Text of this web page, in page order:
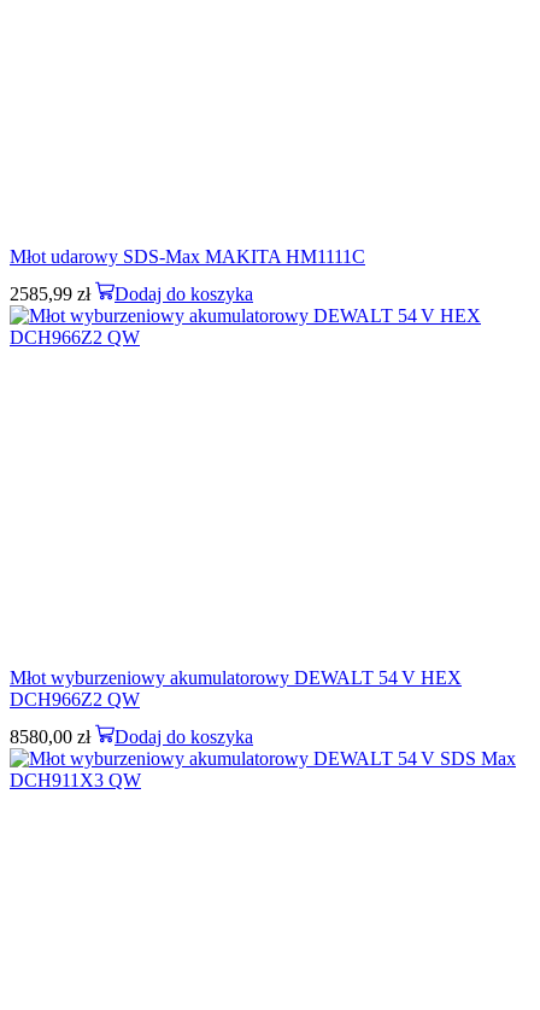
Młot udarowy SDS-Max MAKITA HM1111C
2585,99 zł Dodaj do koszyka
Młot wyburzeniowy akumulatorowy DEWALT 54 V HEX
DCH966Z2 QW
8580,00 zł Dodaj do koszyka